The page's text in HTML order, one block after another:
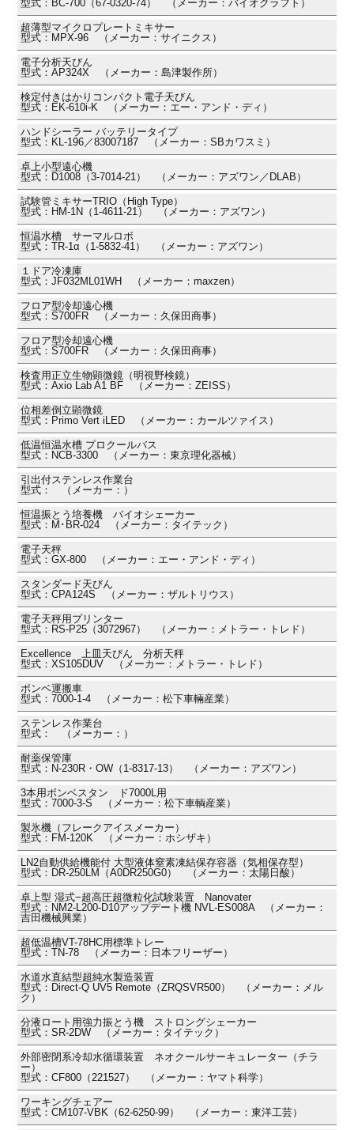
型式：BC-700（67-0320-74） （メーカー：バイオクラフト）
超薄型マイクロプレートミキサー
型式：MPX-96 （メーカー：サイニクス）
電子分析天びん
型式：AP324X （メーカー：島津製作所）
検定付きはかりコンパクト電子天びん
型式：EK-610i-K （メーカー：エー・アンド・ディ）
ハンドシーラー バッテリータイプ
型式：KL-196／83007187 （メーカー：SBカワスミ）
卓上小型遠心機
型式：D1008（3-7014-21） （メーカー：アズワン／DLAB）
試験管ミキサーTRIO（High Type）
型式：HM-1N（1-4611-21） （メーカー：アズワン）
恒温水槽 サーマルロボ
型式：TR-1α（1-5832-41） （メーカー：アズワン）
１ドア冷凍庫
型式：JF032ML01WH （メーカー：maxzen）
フロア型冷却遠心機
型式：S700FR （メーカー：久保田商事）
フロア型冷却遠心機
型式：S700FR （メーカー：久保田商事）
検査用正立生物顕微鏡（明視野検鏡）
型式：Axio Lab A1 BF （メーカー：ZEISS）
位相差倒立顕微鏡
型式：Primo Vert iLED （メーカー：カールツァイス）
低温恒温水槽 プロクールバス
型式：NCB-3300 （メーカー：東京理化器械）
引出付ステンレス作業台
型式： （メーカー：）
恒温振とう培養機 バイオシェーカー
型式：M･BR-024 （メーカー：タイテック）
電子天秤
型式：GX-800 （メーカー：エー・アンド・ディ）
スタンダード天びん
型式：CPA124S （メーカー：ザルトリウス）
電子天秤用プリンター
型式：RS-P25（3072967） （メーカー：メトラー・トレド）
Excellence 上皿天びん 分析天秤
型式：XS105DUV （メーカー：メトラー・トレド）
ボンベ運搬車
型式：7000-1-4 （メーカー：松下車輛産業）
ステンレス作業台
型式： （メーカー：）
耐薬保管庫
型式：N-230R・OW（1-8317-13） （メーカー：アズワン）
3本用ボンベスタン ド7000L用
型式：7000-3-S （メーカー：松下車輌産業）
製氷機（フレークアイスメーカー）
型式：FM-120K （メーカー：ホシザキ）
LN2自動供給機能付 大型液体窒素凍結保存容器（気相保存型）
型式：DR-250LM（A0DR250G0） （メーカー：太陽日酸）
卓上型 湿式−超高圧超微粒化試験装置 Nanovater
型式：NM2-L200-D10アップデート機 NVL-ES008A （メーカー：
吉田機械興業）
超低温槽VT-78HC用標準トレー
型式：TN-78 （メーカー：日本フリーザー）
水道水直結型超純水製造装置
型式：Direct-Q UV5 Remote（ZRQSVR500） （メーカー：メル
ク）
分液ロート用強力振とう機 ストロングシェーカー
型式：SR-2DW （メーカー：タイテック）
外部密閉系冷却水循環装置 ネオクールサーキュレーター（チラ
ー）
型式：CF800（221527） （メーカー：ヤマト科学）
ワーキングチェアー
型式：CM107-VBK（62-6250-99） （メーカー：東洋工芸）